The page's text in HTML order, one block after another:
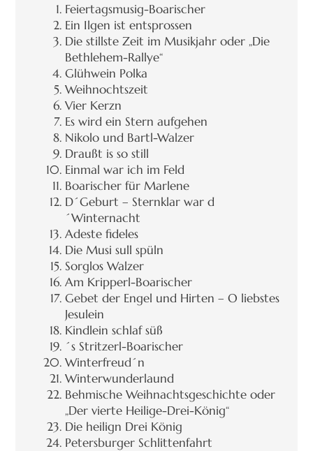
Feiertagsmusig-Boarischer
Ein Ilgen ist entsprossen
Die stillste Zeit im Musikjahr oder „Die
Bethlehem-Rallye“
Glühwein Polka
Weihnochtszeit
Vier Kerzn
Es wird ein Stern aufgehen
Nikolo und Bartl-Walzer
Draußt is so still
Einmal war ich im Feld
Boarischer für Marlene
D´Geburt – Sternklar war d
´Winternacht
Adeste fideles
Die Musi sull spüln
Sorglos Walzer
Am Kripperl-Boarischer
Gebet der Engel und Hirten – O liebstes
Jesulein
Kindlein schlaf süß
´s Stritzerl-Boarischer
Winterfreud´n
Winterwunderlaund
Behmische Weihnachtsgeschichte oder
„Der vierte Heilige-Drei-König“
Die heilign Drei König
Petersburger Schlittenfahrt